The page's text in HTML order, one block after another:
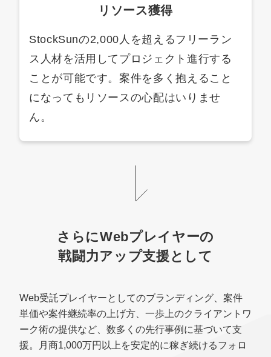
リソース獲得
StockSunの2,000人を超えるフリーラン
ス人材を活用してプロジェクト進行する
ことが可能です。案件を多く抱えること
になってもリソースの心配はいりませ
ん。
さらにWebプレイヤーの
戦闘力アップ支援として
Web受託プレイヤーとしてのブランディング、案件
単価や案件継続率の上げ方、一歩上のクライアントワ
ーク術の提供など、数多くの先行事例に基づいて支
援。月商1,000万円以上を安定的に稼ぎ続けるフォロ